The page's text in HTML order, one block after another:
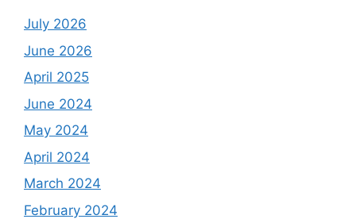
July 2026
June 2026
April 2025
June 2024
May 2024
April 2024
March 2024
February 2024